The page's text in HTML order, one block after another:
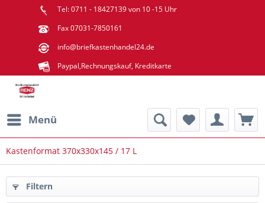
Tel: 0711 - 18427139 von 10 -15 Uhr
Fax 07031-7850161
info@briefkastenhandel24.de
Paypal,Rechnungskauf, Kreditkarte
Menü
Kastenformat 370x330x145 / 17 L
Filtern